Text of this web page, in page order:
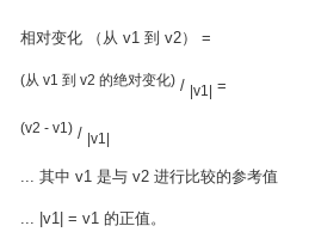
相对变化 （从 v1 到 v2） =
(从 v1 到 v2 的绝对变化) / |v1| =
(v2 - v1) / |v1|
... 其中 v1 是与 v2 进行比较的参考值
... |v1| = v1 的正值。